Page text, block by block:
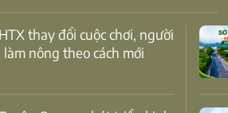
làm nông theo cách mới